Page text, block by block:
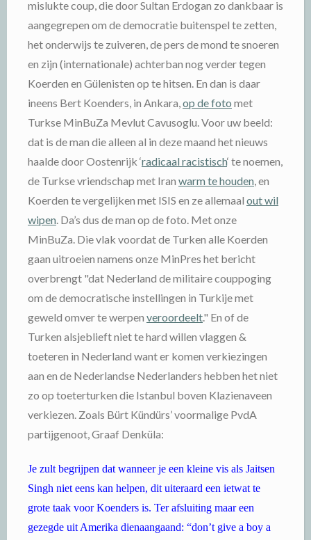
mislukte coup, die door Sultan Erdogan zo dankbaar is
aangegrepen om de democratie buitenspel te zetten,
het onderwijs te zuiveren, de pers de mond te snoeren
en zijn (internationale) achterban nog verder tegen
Koerden en Gülenisten op te hitsen. En dan is daar
ineens Bert Koenders, in Ankara, op de foto met
Turkse MinBuZa Mevlut Cavusoglu. Voor uw beeld:
dat is de man die alleen al in deze maand het nieuws
haalde door Oostenrijk ‘radicaal racistisch‘ te noemen,
de Turkse vriendschap met Iran warm te houden , en
Koerden te vergelijken met ISIS en ze allemaal out wil
wipen . Da’s dus de man op de foto. Met onze
MinBuZa. Die vlak voordat de Turken alle Koerden
gaan uitroeien namens onze MinPres het bericht
overbrengt "dat Nederland de militaire couppoging
om de democratische instellingen in Turkije met
geweld omver te werpen veroordeelt." En of de
Turken alsjeblieft niet te hard willen vlaggen &
toeteren in Nederland want er komen verkiezingen
aan en de Nederlandse Nederlanders hebben het niet
zo op toeterturken die Istanbul boven Klazienaveen
verkiezen. Zoals Bürt Kündürs’ voormalige PvdA
partijgenoot, Graaf Denküla:
Je zult begrijpen dat wanneer je een kleine vis als Jaitsen
Singh niet eens kan helpen, dit uiteraard een ietwat te
grote taak voor Koenders is. Ter afsluiting maar een
gezegde uit Amerika dienaangaand: “don’t give a boy a